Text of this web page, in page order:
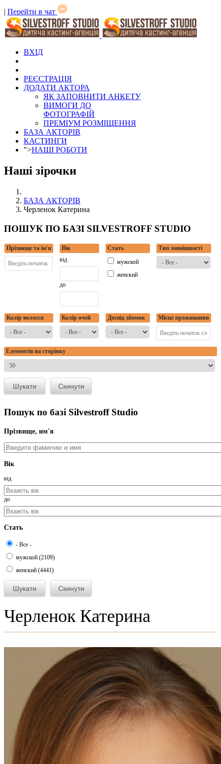
| Перейти в чат
ВХІД
РЕЄСТРАЦІЯ
ДОДАТИ АКТОРА
ЯК ЗАПОВНИТИ АНКЕТУ
ВИМОГИ ДО
ФОТОГРАФІЙ
ПРЕМІУМ РОЗМІЩЕННЯ
БАЗА АКТОРІВ
КАСТИНГИ
">НАШІ РОБОТИ
Наші зірочки
БАЗА АКТОРІВ
Черленок Катерина
ПОШУК ПО БАЗІ SILVESTROFF STUDIO
Прізвище та ім'я
Вік
від
до
Стать
мужской
женский
Тип зовнішності
Колір волосся Колір очей Досвід зйомок Місце проживання
Елементів на сторінку
Пошук по базі Silvestroff Studio
Прізвище, им'я
Вік
від
до
Стать
- Все -
мужской (2109)
женский (4441)
Черленок Катерина